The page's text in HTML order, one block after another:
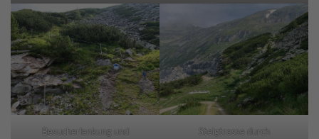
Besucherlenkung und
Steigtrasse durch